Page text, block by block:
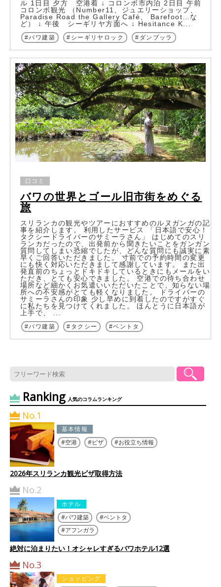
ル 1日目 夕方 空港着 ↓ コロンボ市内泊 2日目 午前
コロンボ観光 （Number11、ジュエリーショップ、
Paradise Road the Gallery Café、 Barefoot…な
ど） ↓ 午後 シーギリヤ方面へ ↓ Hesitance K...
バワ建築 シーギリヤロック ダンブッラ
バワの世界とゴール旧市街をめぐる
旅
口コミ
スリランカの観光やツアーにおすすめのルヌガンガの記
事を紹介します。 利用したサービス 「日本語で安心！
タクシードライバーのサミーラさん」 はじめてのスリ
ランカだったので、出発前から聞きたいことをガンガン
質問してしまい恐縮でしたが、どんな質問にも誠実に素
早くご回答いただきました。 寸前での予約時間の変更
にも快く対応いただきまして感謝しています。 また出
発直前のちょっとドキドキしているときにもメールをい
ただき、とても安心できました。 空港での待ち合わせ
場所など細かくお気遣いいただいたことで、知らない場
所への不安感がとても軽くなりました。 ドライバーの
サミーラさんの印象 少し早めに到着したのですがすぐ
に私たちを見つけてくれました。 ほんとうに日本語が
上手で、 ...
バワ建築 タクシー ベントタ
Ranking 人気のコラムランキング
No.1
基本情報
空港
ビザ お役立ち情報
2026年スリランカ観光ビザ取得方法
No.2
ホテル
バワ建築
ベントタ
アフンガラ
絶対に泊まりたい！オシャレすぎるバワホテル12選
No.3
ショッピング